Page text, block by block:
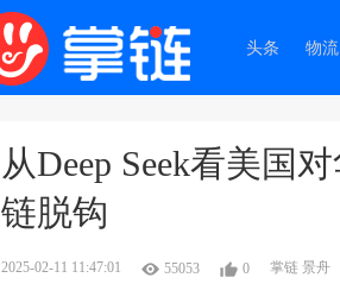
头条 物流
从Deep Seek看美国
链脱钩
2025-02-11 11:47:01 55053 0 掌链 景舟